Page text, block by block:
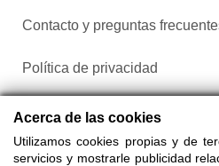
Contacto y preguntas
Política de privacidad
Configurar cookies
Acerca de las cookies
Utilizamos cookies propias y de
servicios y mostrarle publicidad